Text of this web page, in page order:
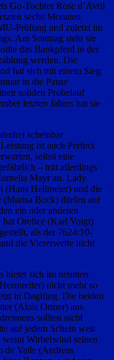
Go-Tochter Rose d’Avril
sechs Monaten
Prüfung und zuletzt im
Am Sonntag steht sie
das Bankpferd in der
werden. Die
hat sich mit einem Sieg
in die Pause
soliden Probelauf
letzten Jahres hat sie
scheinbar
ist auch Perfect
selbst eine
– tritt allerdings
Mayr an. Lady
(Hans Hellmeier) und die
(Marisa Bock) dürfen auf
ein oder anderen
hat Orefice (Karl Voigt)
als der 7624:10-
die Viererwette nicht
bietet sich im neunten
nicht mehr so
in Daglfing. Die beiden
(Alois Ortner) aus
sollten nicht
auf jedem Schein weit
wenn Wirbelwind seinen
de Valle (Andreas